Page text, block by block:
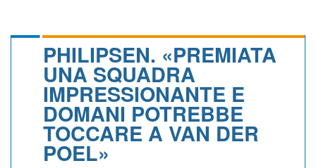
CALENDARIO
ALBI D'ORO
PHILIPSEN. «PREMIATA
UNA SQUADRA
IMPRESSIONANTE E
DOMANI POTREBBE
TOCCARE A VAN DER
POEL»